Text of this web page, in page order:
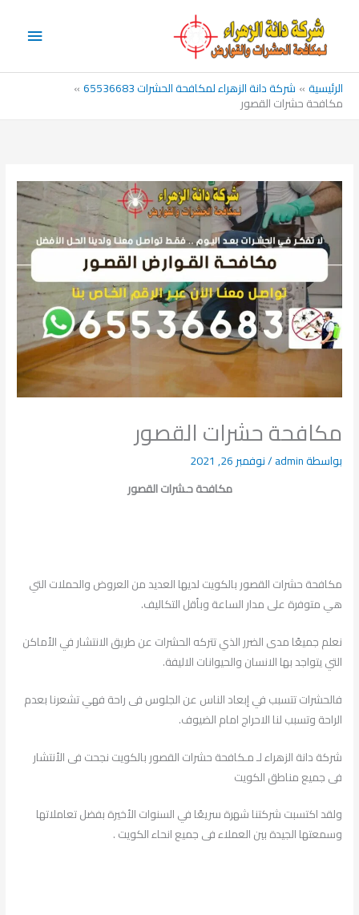
المحتوى
الرئيسية شركة دانة الزهراء لمكافحة الحشرات 65536683
مكافحة حشرات القصور
مكافحة حشرات القصور
بواسطةadmin
/نوفمبر 26, 2021
مكافحة حـشرات القصور
مكافحة حشرات القصور بالكويت لديها العديد من العروض والحملات التي
هي متوفرة على مدار الساعة وبأقل التكاليف.
نعلم جميعًا مدى الضرر الذي تتركه الحشرات عن طريق الانتشار في الأماكن
التي يتواجد بها الانسان والحيوانات الاليفة.
فالحشرات تتسبب في إبعاد الناس عن الجلوس فى راحة فهي تشعرنا بعدم
الراحة وتسبب لنا الاحراج امام الضيوف.
شركة دانة الزهراء لـ مـكافحة حشرات القصور بالكويت نجحت فى الأنتشار
فى جميع مناطق الكويت
ولقد اكتسبت شركتنا شهرة سريعًا في السنوات الأخيرة بفضل تعاملاتها
وسمعتها الجيدة بين العملاء فى جميع انحاء الكويت .